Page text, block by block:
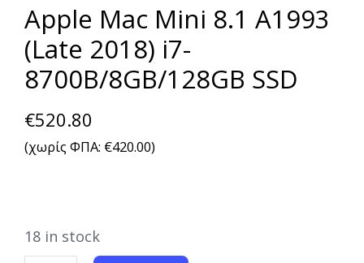
Apple Mac Mini 8.1 A1993
(Late 2018) i7-
8700B/8GB/128GB SSD
€520.80
(χωρίς ΦΠΑ: €420.00)
18 in stock